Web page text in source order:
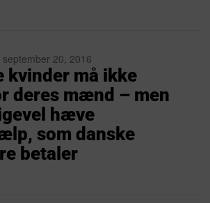
20, 2016
kvinder må ikke
deres mænd – men
hæve
som danske
betaler